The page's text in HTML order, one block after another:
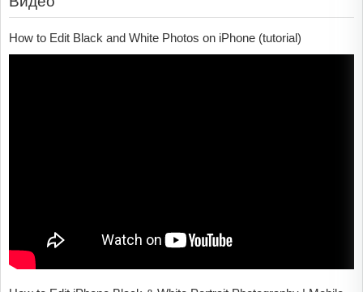
How to Edit Black and White Photos on iPhone (tutorial)